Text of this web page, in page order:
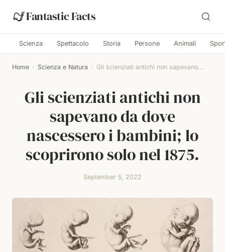
Fantastic Facts
Scienza Spettacolo Storia Persone Animali
Home › Scienza e Natura › Gli scienziati antichi non sapevano...
Gli scienziati antichi non
sapevano da dove
nascessero i bambini; lo
scoprirono solo nel 1875.
September 5, 2022